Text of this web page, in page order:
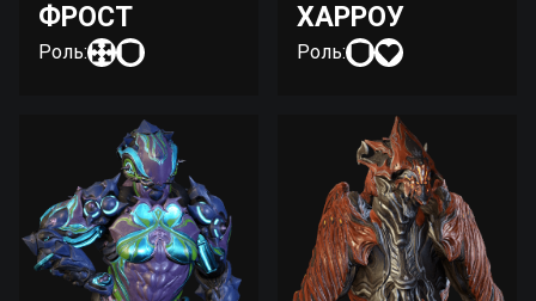
ФРОСТ
Роль:
ХАРРОУ
Роль: